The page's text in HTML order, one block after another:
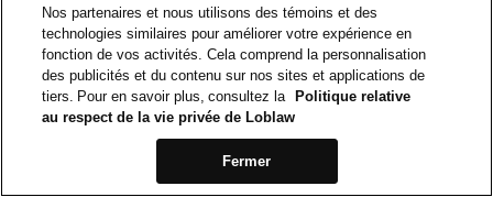
Nos partenaires et nous utilisons des témoins et des
technologies similaires pour améliorer votre expérience en
fonction de vos activités. Cela comprend la personnalisation
des publicités et du contenu sur nos sites et applications de
tiers. Pour en savoir plus, consultez la
Politique relative
au respect de la vie privée de Loblaw
Fermer